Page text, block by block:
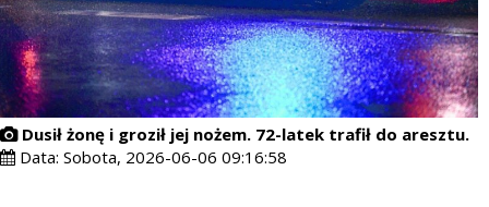
Dusił żonę i groził jej nożem. 72-latek trafił do aresztu.
Data: Sobota, 2026-06-06 09:16:58